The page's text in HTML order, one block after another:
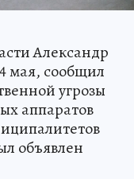
Александр
мая, сообщил
угрозы
аппаратов
объявлен